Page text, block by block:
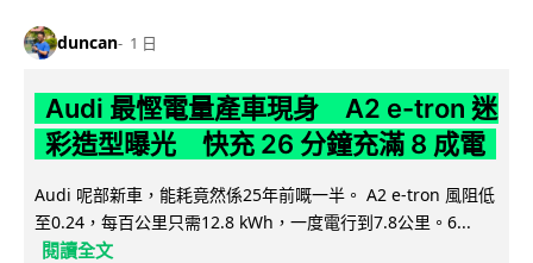
duncan 1 日
Audi 最慳電量產車現身 A2 e-tron 迷
彩造型曝光 快充 26 分鐘充滿 8 成電
Audi 呢部新車，能耗竟然係25年前嘅一半。 A2 e-tron 風阻低
至0.24，每百公里只需12.8 kWh，一度電行到7.8公里。6...
閱讀全文